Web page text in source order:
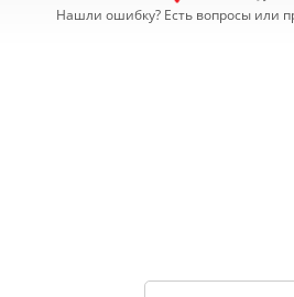
Нашли ошибку? Есть вопросы или